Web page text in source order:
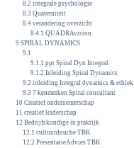
8.2 integrale psychologie
8.3 Quaterniteit
8.4 verandering overzicht
8.4.1 QUADRAvision
9 SPIRAL DYNAMICS
9.1
9.1.1 ppt Spiral Dyn Integral
9.1.2 Inleiding Spiral Dynamics
9.2 inleiding Integral dynamics & ethiek
9.3 7 kenmerken Spiral consultant
10 Creatief ondernemerschap
11 creatief leiderschap
12 Bedrijfskundige in praktijk
12.1 cultuurdouche TBK
12.2 PresentatieAdvies TBK